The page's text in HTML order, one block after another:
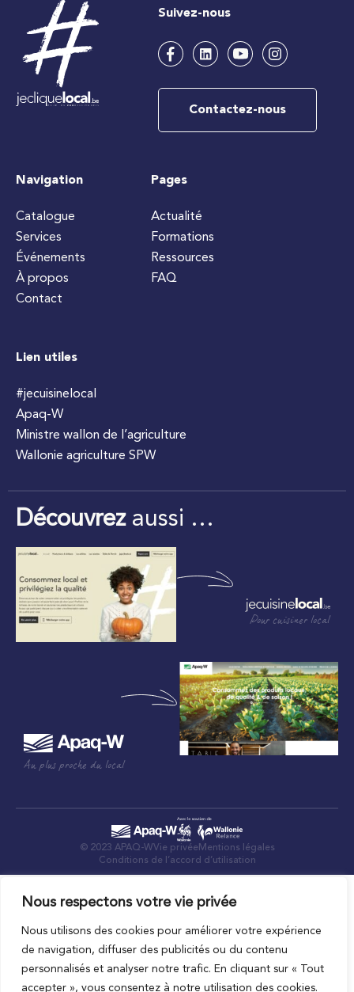
Nous respectons votre vie privée
Nous utilisons des cookies pour améliorer votre expérience
de navigation, diffuser des publicités ou du contenu
personnalisés et analyser notre trafic. En cliquant sur « Tout
accepter », vous consentez à notre utilisation des cookies.
Suivez-nous
Contactez-nous
Navigation
Catalogue
Services
Événements
À propos
Contact
Pages
Actualité
Formations
Ressources
FAQ
Lien utiles
#jecuisinelocal
Apaq-W
Ministre wallon de l’agriculture
Wallonie agriculture SPW
Découvrezaussi …
Pour cuisiner local
Au plus proche du local
© 2023 APAQ-WVie privée Mentions légales
Conditions de l’accord d’utilisation